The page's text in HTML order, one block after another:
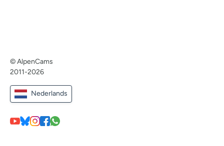
© AlpenCams
2011-2026
Nederlands